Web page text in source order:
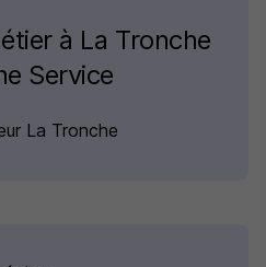
à La Tronche
Service
La Tronche